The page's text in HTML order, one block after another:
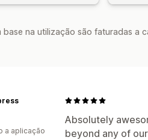
na utilização são faturadas a
Absolutely
beyond any of
a aplicação